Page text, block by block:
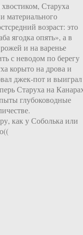
Старуха
материального
возраст: это
ягодка опять», а в
и на варенье
с неводом по берегу
корыто на дрова и
джек-пот и выиграл
Старуха на
глубоководные
как у Соболька или